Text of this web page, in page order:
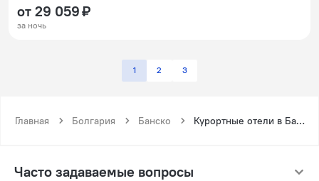
от 29 059 ₽
за ночь
1 2 3
Главная Болгария Банско Курортные отели в Банско
Часто задаваемые вопросы